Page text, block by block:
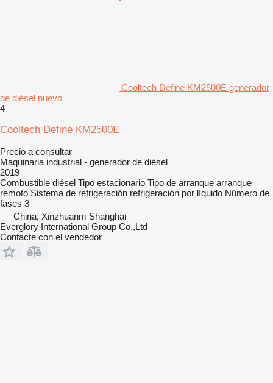
Cooltech Define KM2500E generador
de diésel nuevo
4
Cooltech Define KM2500E
Precio a consultar
Maquinaria industrial - generador de diésel
2019
Combustible diésel Tipo estacionario Tipo de arranque arranque
remoto Sistema de refrigeración refrigeración por líquido Número de
fases 3
China, Xinzhuanm Shanghai
Everglory International Group Co.,Ltd
Contacte con el vendedor